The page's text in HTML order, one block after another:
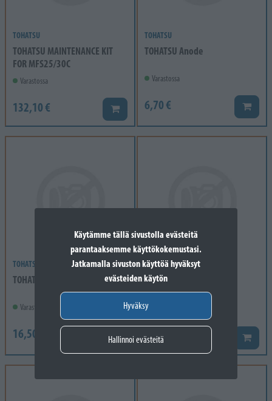
Käytämme tällä sivustolla evästeitä
parantaaksemme käyttökokemustasi.
Jatkamalla sivuston käyttöä hyväksyt
evästeiden käytön
Hyväksy
Hallinnoi evästeitä
TOHATSU
TOHATSU MAINTENANCE KIT
FOR MFS25/30C
Varastossa
132,10 € Lisää koriin
TOHATSU
TOHATSU Anode
Varastossa
6,70 € Lisää
TOHATSU
TOHATSU ANODE
Varastossa
16,50 € Lisää koriin
TOHATSU
TOHATSU WATER PUMP
IMPELLER
46,40 € Lisää